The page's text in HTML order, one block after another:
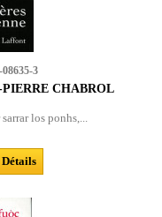
3
CHABROL
los ponhs,...
Détails